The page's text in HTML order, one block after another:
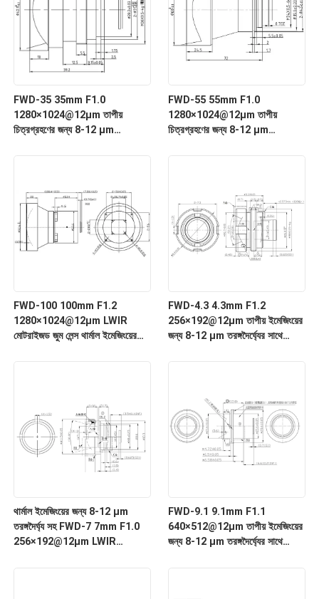
FWD-35 35mm F1.0
1280×1024@12μm তাপীয়
চিত্রগ্রহণের জন্য 8-12 μm
FWD-55 55mm F1.0
1280×1024@12μm তাপীয়
চিত্রগ্রহণের জন্য 8-12 μm
FWD-100 100mm F1.2
1280×1024@12μm LWIR
মোটরাইজড জুম লেন্স থার্মাল ইমেজিংয়ের
FWD-4.3 4.3mm F1.2
256×192@12μm তাপীয় ইমেজিংয়ের
জন্য 8-12 μm তরঙ্গদৈর্ঘ্যের সাথে
থার্মাল ইমেজিংয়ের জন্য 8-12 μm
তরঙ্গদৈর্ঘ্য সহ FWD-7 7mm F1.0
256×192@12μm LWIR
FWD-9.1 9.1mm F1.1
640×512@12μm তাপীয় ইমেজিংয়ের
জন্য 8-12 μm তরঙ্গদৈর্ঘ্যের সাথে